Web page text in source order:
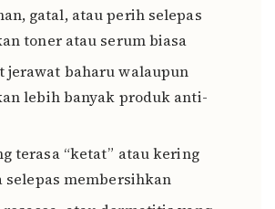
gatal, atau perih selepas
toner atau serum biasa
jerawat baharu walaupun
lebih banyak produk anti-
terasa “ketat” atau kering
selepas membersihkan